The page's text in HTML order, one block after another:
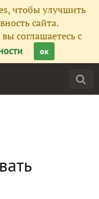
чтобы улучшить
сайта.
соглашаетесь с
ок